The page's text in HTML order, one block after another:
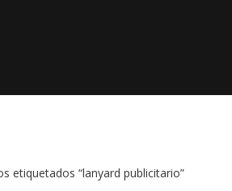
etiquetados “lanyard publicitario”